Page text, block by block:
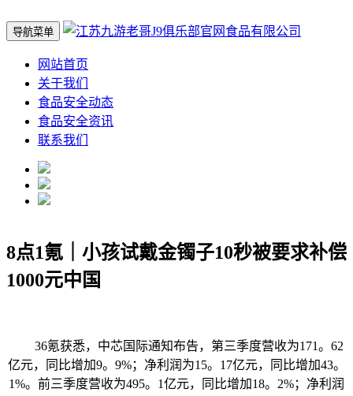
导航菜单
网站首页
关于我们
食品安全动态
食品安全资讯
联系我们
8点1氪｜小孩试戴金镯子10秒被要求补偿
1000元中国
36氪获悉，中芯国际通知布告，第三季度营收为171。62
亿元，同比增加9。9%；净利润为15。17亿元，同比增加43。
1%。前三季度营收为495。1亿元，同比增加18。2%；净利润